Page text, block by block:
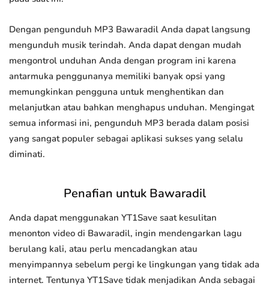
Dengan pengunduh MP3 Bawaradil Anda dapat langsung
mengunduh musik terindah. Anda dapat dengan mudah
mengontrol unduhan Anda dengan program ini karena
antarmuka penggunanya memiliki banyak opsi yang
memungkinkan pengguna untuk menghentikan dan
melanjutkan atau bahkan menghapus unduhan. Mengingat
semua informasi ini, pengunduh MP3 berada dalam posisi
yang sangat populer sebagai aplikasi sukses yang selalu
diminati.
Penafian untuk Bawaradil
Anda dapat menggunakan YT1Save saat kesulitan
menonton video di Bawaradil, ingin mendengarkan lagu
berulang kali, atau perlu mencadangkan atau
menyimpannya sebelum pergi ke lingkungan yang tidak ada
internet. Tentunya YT1Save tidak menjadikan Anda sebagai